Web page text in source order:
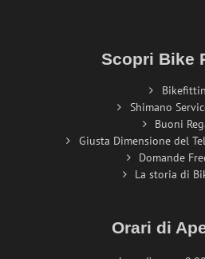
Scopri Bike
Shimano
Buoni
Giusta Dimensione del
Domande
La storia di
Orari di